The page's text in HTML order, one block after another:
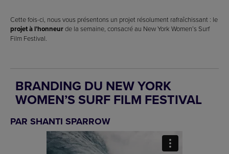
Cette fois-ci, nous vous présentons un projet résolument rafraîchissant : le
projet à l’honneurde la semaine, consacré au New York Women’s Surf
Film Festival.
BRANDING DU NEW YORK
WOMEN’S SURF FILM FESTIVAL
PAR SHANTI SPARROW